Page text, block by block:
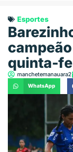
Esportes
quinta-
manchetemanauara2
WhatsApp